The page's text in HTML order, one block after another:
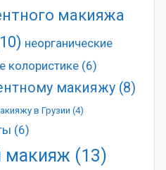
макияжа
неорганические
колористике (6)
макияжу (8)
в Грузии (4)
(6)
макияж (13)